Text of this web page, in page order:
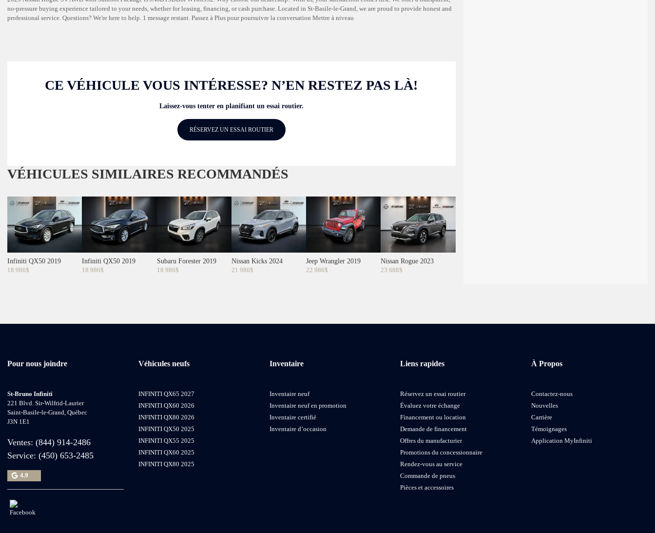
no-pressure buying experience tailored to your needs, whether for leasing, financing, or cash purchase. Located in St-Basile-le-Grand, we are proud to provide honest and
professional service. Questions? We're here to help. 1 message restant. Passez à Plus pour poursuivre la conversation Mettre à niveau
CE VÉHICULE VOUS INTÉRESSE? N’EN RESTEZ PAS LÀ!
Laissez-vous tenter en planifiant un essai routier.
RÉSERVEZ UN ESSAI ROUTIER
VÉHICULES SIMILAIRES RECOMMANDÉS
Infiniti QX50 2019
18 986$
Infiniti QX50 2019
18 986$
Subaru Forester 2019
18 986$
Nissan Kicks 2024
21 986$
Jeep Wrangler 2019
22 986$
Nissan Rogue 2023
23 688$
Pour nous joindre
St-Bruno Infiniti
221 Blvd. Sir-Wilfrid-Laurier
Saint-Basile-le-Grand, Québec
J3N 1E1
Ventes: (844) 914-2486
Service: (450) 653-2485
4.9
Véhicules neufs
INFINITI QX65 2027
INFINITI QX60 2026
INFINITI QX80 2026
INFINITI QX50 2025
INFINITI QX55 2025
INFINITI QX60 2025
INFINITI QX80 2025
Inventaire
Inventaire neuf
Inventaire neuf en promotion
Inventaire certifié
Inventaire d’occasion
Liens rapides
Réservez un essai routier
Évaluez votre échange
Financement ou location
Demande de financement
Offres du manufacturier
Promotions du concessionnaire
Rendez-vous au service
Commande de pneus
Pièces et accessoires
À Propos
Contactez-nous
Nouvelles
Carrière
Témoignages
Application MyInfiniti